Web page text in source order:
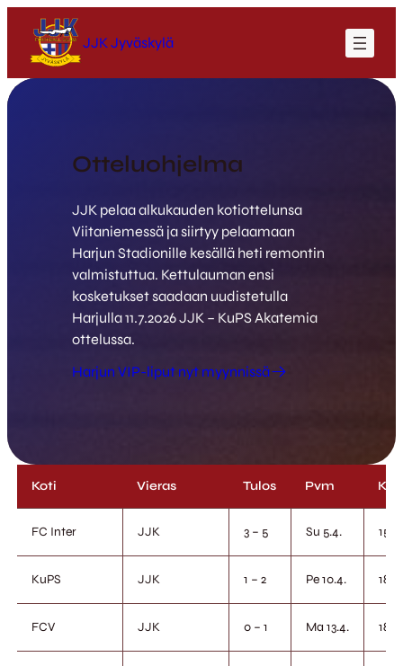
sisältöön
JJK Jyväskylä
Otteluohjelma
JJK pelaa alkukauden kotiottelunsa
Viitaniemessä ja siirtyy pelaamaan
Harjun Stadionille kesällä heti remontin
valmistuttua. Kettulauman ensi
kosketukset saadaan uudistetulla
Harjulla 11.7.2026 JJK – KuPS Akatemia
ottelussa.
Harjun VIP-liput nyt myynnissä
Koti Vieras Tulos Pvm Klo
FC Inter JJK 3 – 5 Su 5.4.
KuPS JJK 1 – 2 Pe 10.4.
FCV JJK 0 – 1 Ma 13.4.